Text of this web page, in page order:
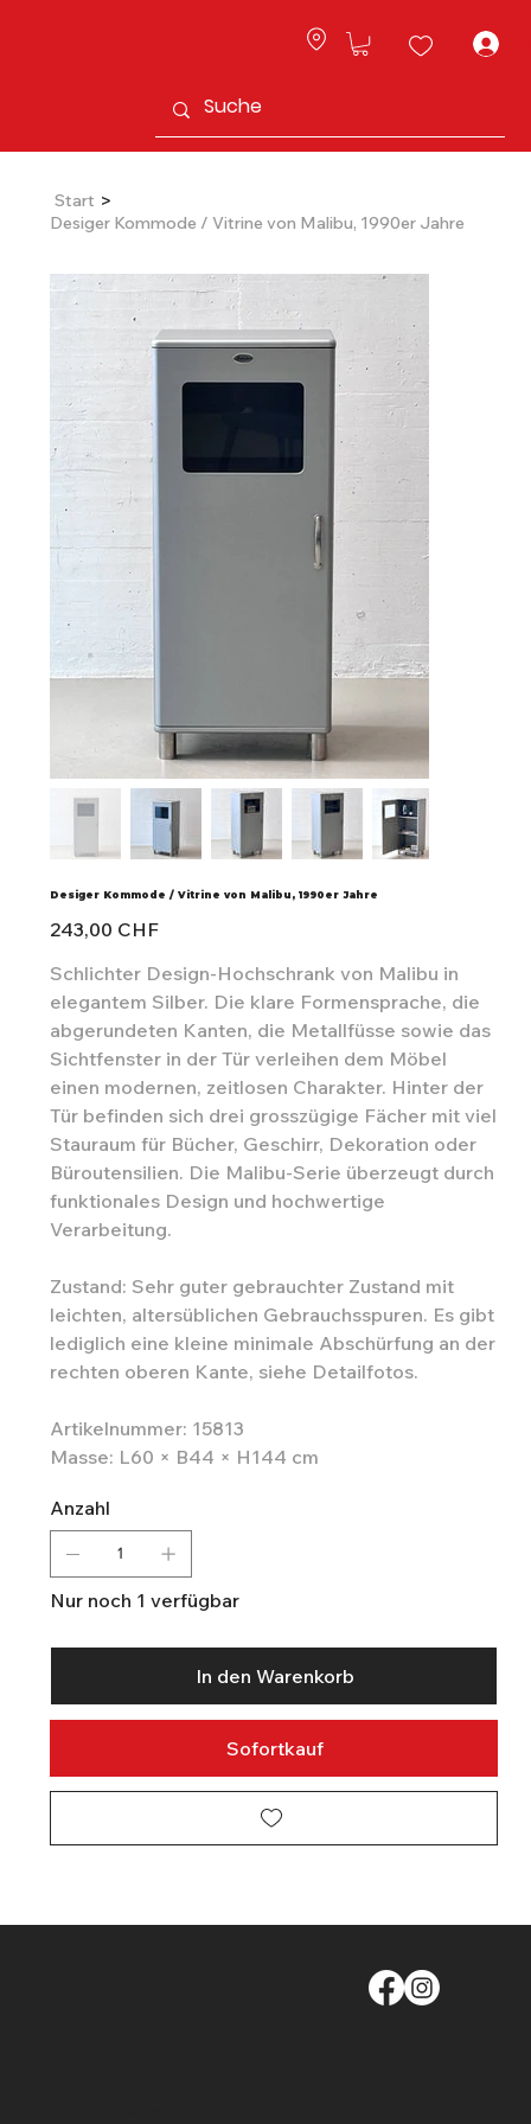
Start >
Desiger Kommode / Vitrine von Malibu, 1990er Jahre
Desiger Kommode / Vitrine von Malibu, 1990er Jahre
Preis
243,00 CHF
Schlichter Design-Hochschrank von Malibu in
elegantem Silber. Die klare Formensprache, die
abgerundeten Kanten, die Metallfüsse sowie das
Sichtfenster in der Tür verleihen dem Möbel
einen modernen, zeitlosen Charakter. Hinter der
Tür befinden sich drei grosszügige Fächer mit viel
Stauraum für Bücher, Geschirr, Dekoration oder
Büroutensilien. Die Malibu-Serie überzeugt durch
funktionales Design und hochwertige
Verarbeitung.
Zustand: Sehr guter gebrauchter Zustand mit
leichten, altersüblichen Gebrauchsspuren. Es gibt
lediglich eine kleine minimale Abschürfung an der
rechten oberen Kante, siehe Detailfotos.
Artikelnummer: 15813
Masse: L60 × B44 × H144 cm
Anzahl
Nur noch 1 verfügbar
In den Warenkorb
Sofortkauf